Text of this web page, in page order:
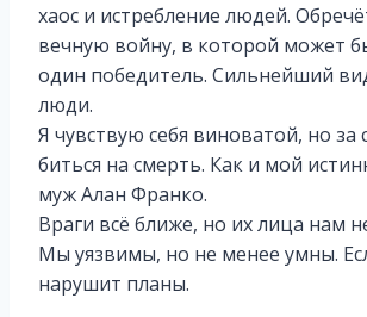
хаос и истребление людей.
вечную войну, в которой может
один победитель. Сильнейший
люди.
Я чувствую себя виноватой, но за
биться на смерть. Как и мой
муж Алан Франко.
Враги всё ближе, но их лица нам
Мы уязвимы, но не менее умны.
нарушит планы.